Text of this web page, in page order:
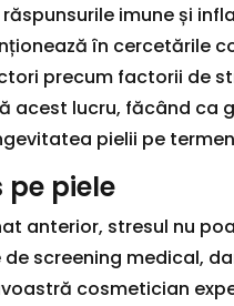
imune și
în cercetările
precum factorii de
acest lucru, făcând ca
pielii pe
pe piele
anterior, stresul nu
screening medical,
cosmetician